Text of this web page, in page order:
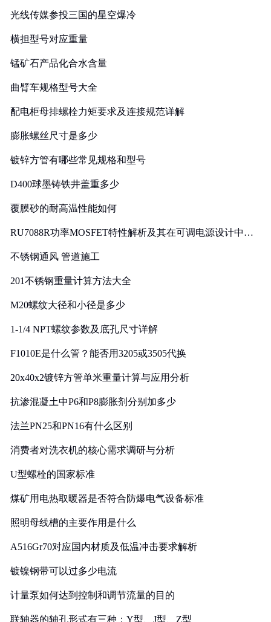
光线传媒参投三国的星空爆冷
横担型号对应重量
锰矿石产品化合水含量
曲臂车规格型号大全
配电柜母排螺栓力矩要求及连接规范详解
膨胀螺丝尺寸是多少
镀锌方管有哪些常见规格和型号
D400球墨铸铁井盖重多少
覆膜砂的耐高温性能如何
RU7088R功率MOSFET特性解析及其在可调电源设计中的
不锈钢通风 管道施工
201不锈钢重量计算方法大全
M20螺纹大径和小径是多少
1-1/4 NPT螺纹参数及底孔尺寸详解
F1010E是什么管？能否用3205或3505代换
20x40x2镀锌方管单米重量计算与应用分析
抗渗混凝土中P6和P8膨胀剂分别加多少
法兰PN25和PN16有什么区别
消费者对洗衣机的核心需求调研与分析
U型螺栓的国家标准
煤矿用电热取暖器是否符合防爆电气设备标准
照明母线槽的主要作用是什么
A516Gr70对应国内材质及低温冲击要求解析
镀镍钢带可以过多少电流
计量泵如何达到控制和调节流量的目的
联轴器的轴孔形式有三种：Y型、J型、Z型